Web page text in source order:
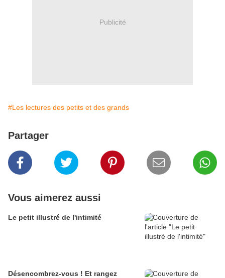
Publicité
#Les lectures des petits et des grands
Partager
Vous aimerez aussi
Le petit illustré de l'intimité
Désencombrez-vous ! Et rangez